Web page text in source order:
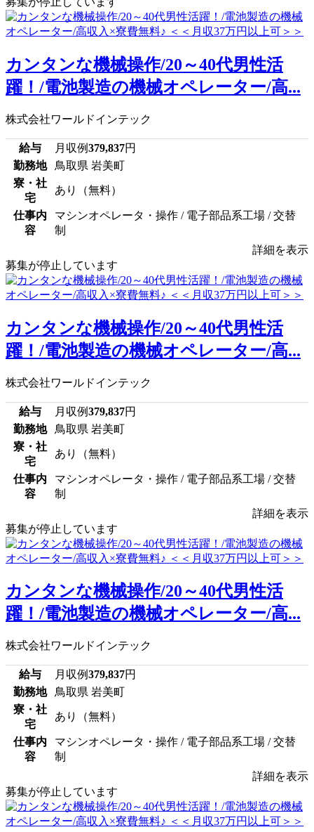
カンタンな機械操作/20～40代男性活
躍！/電池製造の機械オペレーター/高...
株式会社ワールドインテック
給与 月収例379,837円
勤務地
鳥取県 岩美町
寮・社
宅
あり（無料）
仕事内
容
マシンオペレータ・操作 / 電子部品系工場 / 交替
制
詳細を表示
募集が停止しています
カンタンな機械操作/20～40代男性活
躍！/電池製造の機械オペレーター/高...
株式会社ワールドインテック
給与 月収例379,837円
勤務地
鳥取県 岩美町
寮・社
宅
あり（無料）
仕事内
容
マシンオペレータ・操作 / 電子部品系工場 / 交替
制
詳細を表示
募集が停止しています
カンタンな機械操作/20～40代男性活
躍！/電池製造の機械オペレーター/高...
株式会社ワールドインテック
給与 月収例379,837円
勤務地
鳥取県 岩美町
寮・社
宅
あり（無料）
仕事内
容
マシンオペレータ・操作 / 電子部品系工場 / 交替
制
詳細を表示
募集が停止しています